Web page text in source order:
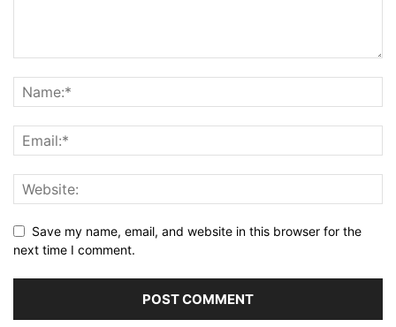
Save my name, email, and website in this browser for the
next time I comment.